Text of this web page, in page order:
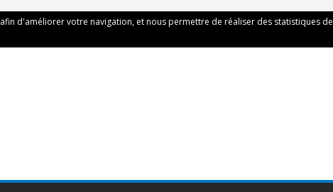
d'améliorer votre navigation, et nous permettre de réaliser des statistiques